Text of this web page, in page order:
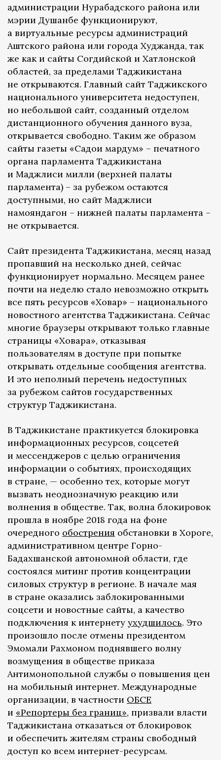
администрации Нурабадского района или
мэрии Душанбе функционируют,
а виртуальные ресурсы администраций
Аштского района или города Худжанда, так
же как и сайты Согдийской и Хатлонской
областей, за пределами Таджикистана
не открываются. Главный сайт Таджикского
национального университета недоступен,
но небольшой сайт, созданный отделом
дистанционного обучения данного вуза,
открывается свободно. Таким же образом
сайты газеты «Садои мардум» – печатного
органа парламента Таджикистана
и Маджлиси милли (верхней палаты
парламента) – за рубежом остаются
доступными, но сайт Маджлиси
намояндагон – нижней палаты парламента –
не открывается.
Сайт президента Таджикистана, месяц назад
пропавший на несколько дней, сейчас
функционирует нормально. Месяцем ранее
почти на неделю стало невозможно открыть
все пять ресурсов «Ховар» – национального
новостного агентства Таджикистана. Сейчас
многие браузеры открывают только главные
страницы «Ховара», отказывая
пользователям в доступе при попытке
открывать отдельные сообщения агентства.
И это неполный перечень недоступных
за рубежом сайтов государственных
структур Таджикистана.
В Таджикистане практикуется блокировка
информационных ресурсов, соцсетей
и мессенджеров с целью ограничения
информации о событиях, происходящих
в стране, — особенно тех, которые могут
вызвать неоднозначную реакцию или
волнения в обществе. Так, волна блокировок
прошла в ноябре 2018 года на фоне
очередного обострения обстановки в Хороге,
административном центре Горно-
Бадахшанской автономной области, где
состоялся митинг против концентрации
силовых структур в регионе. В начале мая
в стране оказались заблокированными
соцсети и новостные сайты, а качество
подключения к интернету ухудшилось. Это
произошло после отмены президентом
Эмомали Рахмоном поднявшего волну
возмущения в обществе приказа
Антимонопольной службы о повышения цен
на мобильный интернет. Международные
организации, в частности ОБСЕ
и «Репортеры без границ», призвали власти
Таджикистана отказаться от блокировок
и обеспечить жителям страны свободный
доступ ко всем интернет-ресурсам.